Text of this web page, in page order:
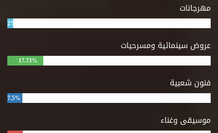
مهرجانات
2%
عروض سينمائية ومسرحيات
17.73%
فنون شعبية
7.5%
موسيقى وغناء